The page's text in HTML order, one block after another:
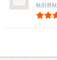
秋田県